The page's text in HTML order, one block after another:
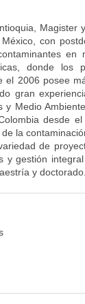
Magister
con
en
donde los
el 2006 posee
gran
y Medio
desde
la
de
y gestión
y doctorado.